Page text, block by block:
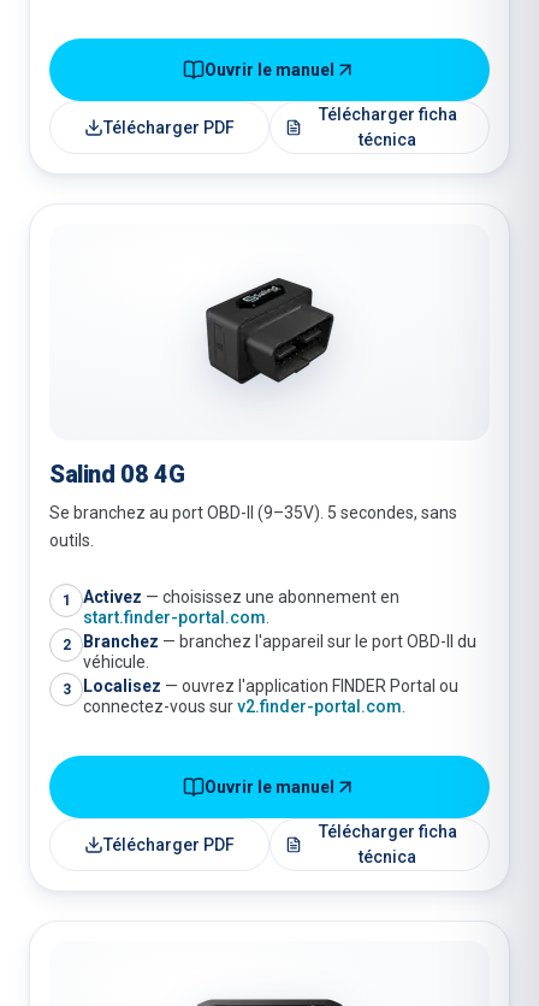
Ouvrir le manuel
Télécharger PDF
Télécharger ficha
técnica
Salind 08 4G
Se branchez au port OBD-II (9–35V). 5 secondes, sans
outils.
1 Activez — choisissez une abonnement en
start.finder-portal.com
2 Branchez — branchez l'appareil sur le port OBD-II du
véhicule.
3 Localisez — ouvrez l'application FINDER Portal ou
connectez-vous surv2.finder-portal.com
Ouvrir le manuel
Télécharger PDF
Télécharger ficha
técnica